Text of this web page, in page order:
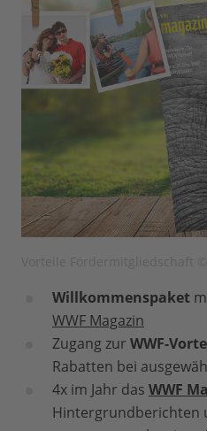
Willkommenspaket
WWF Magazin
Zugang zur WWF-
Rabatten bei
4x im Jahr das WWF
Hintergrundberichten